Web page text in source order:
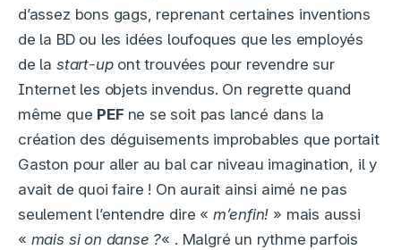
d’assez bons gags, reprenant certaines inventions
de la BD ou les idées loufoques que les employés
de la start-upont trouvées pour revendre sur
Internet les objets invendus. On regrette quand
même que PEF ne se soit pas lancé dans la
création des déguisements improbables que portait
Gaston pour aller au bal car niveau imagination, il y
avait de quoi faire ! On aurait ainsi aimé ne pas
seulement l’entendre dire « m’enfin! » mais aussi
« mais si on danse ?« . Malgré un rythme parfois